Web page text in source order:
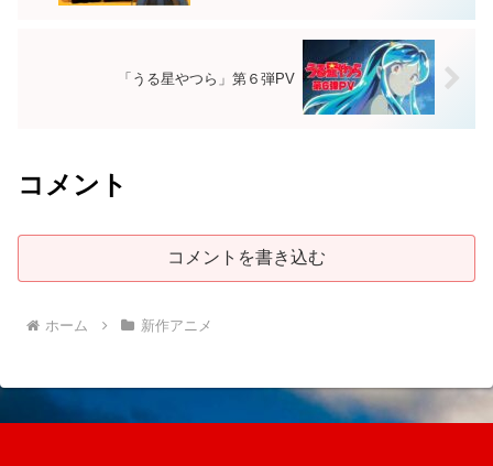
「うる星やつら」第６弾PV
コメント
コメントを書き込む
ホーム 新作アニメ